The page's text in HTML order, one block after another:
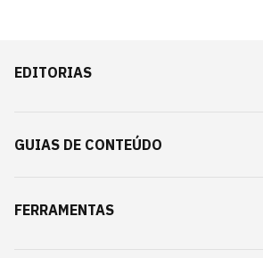
EDITORIAS
GUIAS DE CONTEÚDO
FERRAMENTAS